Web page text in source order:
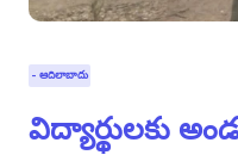
- ఆదిలాబాదు
విద్యార్థులకు